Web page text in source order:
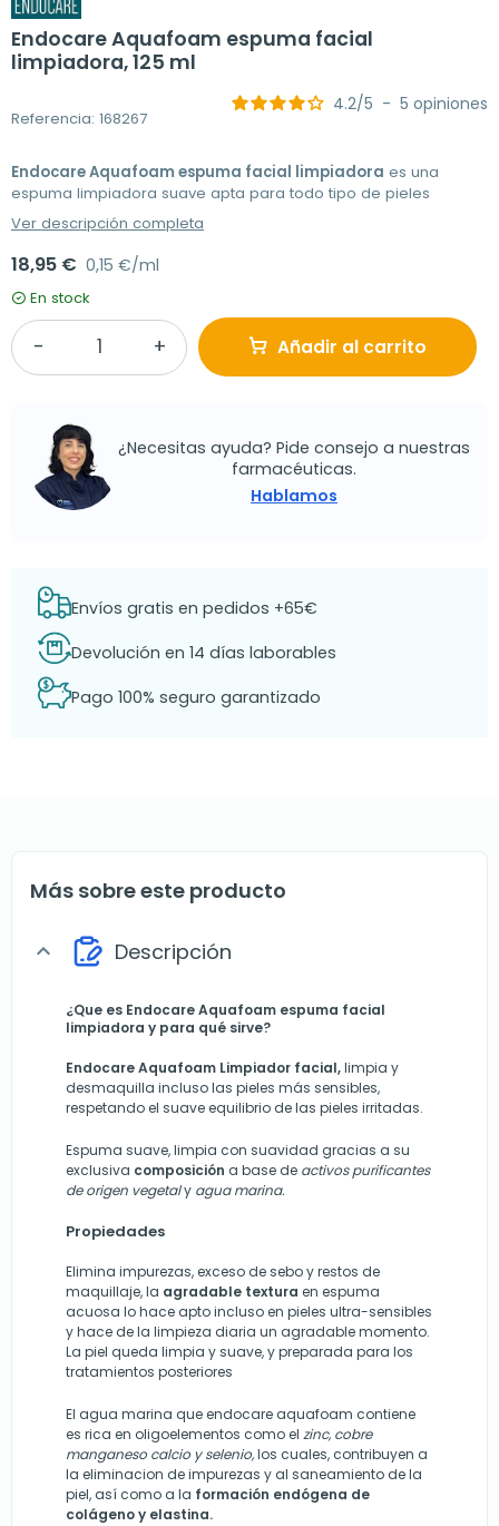
Endocare Aquafoam espuma facial
limpiadora, 125 ml
Referencia: 168267
4.2/5 - 5 opiniones
Endocare Aquafoam espuma facial limpiadora es una
espuma limpiadora suave apta para todo tipo de pieles
Ver descripción completa
18,95 € 0,15 €/ml
En stock
Añadir al carrito
¿Necesitas ayuda? Pide consejo a nuestras
farmacéuticas.
Hablamos
Envíos gratis en pedidos +65€
Devolución en 14 días laborables
Pago 100% seguro garantizado
Más sobre este producto
expand_more Descripción
¿Que es Endocare Aquafoam espuma facial
limpiadora y para qué sirve?
Endocare Aquafoam Limpiador facial,limpia y
desmaquilla incluso las pieles más sensibles,
respetando el suave equilibrio de las pieles irritadas.
Espuma suave, limpia con suavidad gracias a su
exclusiva composición a base de activos purificantes
de origen vegetaly agua marina.
Propiedades
Elimina impurezas, exceso de sebo y restos de
maquillaje, la agradable textura en espuma
acuosa lo hace apto incluso en pieles ultra-sensibles
y hace de la limpieza diaria un agradable momento.
La piel queda limpia y suave, y preparada para los
tratamientos posteriores
El agua marina que endocare aquafoam contiene
es rica en oligoelementos como el zinc, cobre
manganeso calcio y selenio,los cuales, contribuyen a
la eliminacion de impurezas y al saneamiento de la
piel, así como a la formación endógena de
colágeno y elastina.